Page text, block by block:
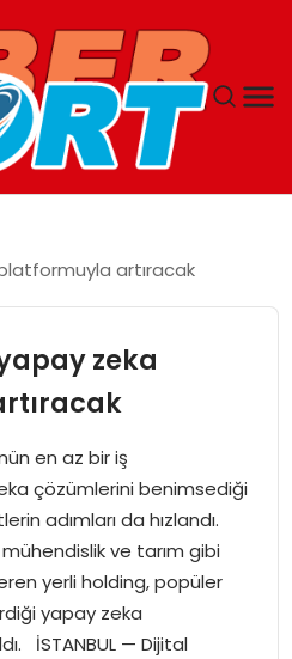
artıracak
zeka
en az bir iş
çözümlerini benimsediği
adımları da hızlandı.
ve tarım gibi
yerli holding, popüler
yapay zeka
İSTANBUL — Dijital